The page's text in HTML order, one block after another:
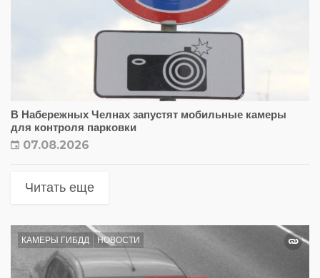
В Набережных Челнах запустят мобильные камеры
для контроля парковки
07.08.2026
Читать еще
КАМЕРЫ ГИБДД НОВОСТИ